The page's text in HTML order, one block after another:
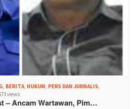
, BERITA, HUKUM, PERS DAN JURNALIS,
views
– Ancam Wartawan, Pim…